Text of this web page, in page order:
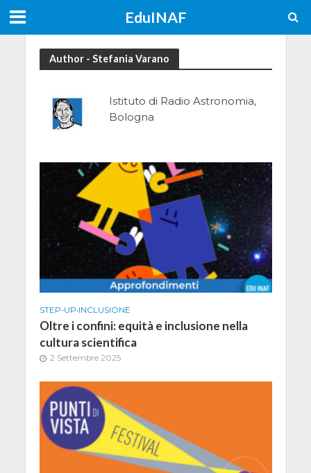
EduINAF
Author - Stefania Varano
Istituto di Radio Astronomia,
Bologna
STEP-UP•INCLUSIONE
Oltre i confini: equità e inclusione nella
cultura scientifica
2 Settembre 2025